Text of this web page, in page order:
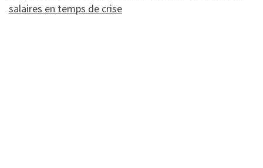
salaires en temps de crise